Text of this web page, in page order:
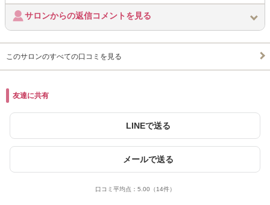
サロンからの返信コメントを見る
このサロンのすべての口コミを見る
友達に共有
LINEで送る
メールで送る
口コミ平均点： 5.00 （14件）